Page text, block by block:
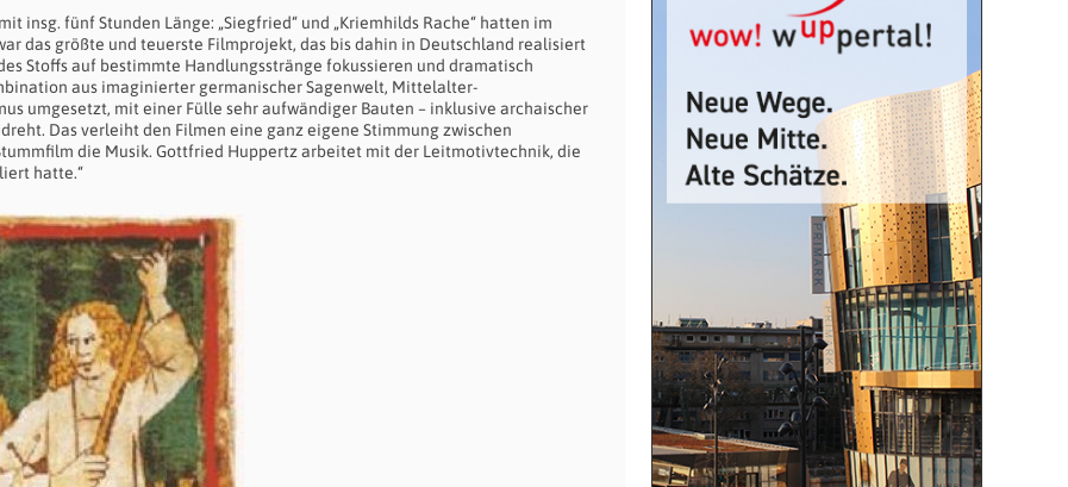
insg. fünf Stunden Länge: „Siegfried“ und „Kriemhilds Rache“ hatten im
das größte und teuerste Filmprojekt, das bis dahin in Deutschland realisiert
Stoffs auf bestimmte Handlungsstränge fokussieren und dramatisch
aus imaginierter germanischer Sagenwelt, Mittelalter-
umgesetzt, mit einer Fülle sehr aufwändiger Bauten – inklusive archaischer
Das verleiht den Filmen eine ganz eigene Stimmung zwischen
die Musik. Gottfried Huppertz arbeitet mit der Leitmotivtechnik, die
hatte.“